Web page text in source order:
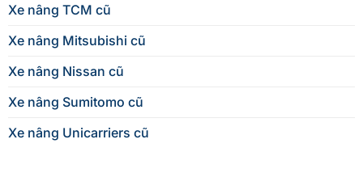
Xe nâng TCM cũ
Xe nâng Mitsubishi cũ
Xe nâng Nissan cũ
Xe nâng Sumitomo cũ
Xe nâng Unicarriers cũ